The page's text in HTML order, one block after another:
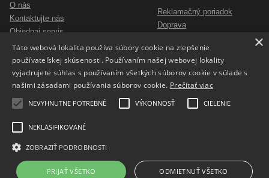
O nás
Kontaktujte nás
Objednaj servis
Pošlite mi ponuku
Ako vybrať skartovač?
Nezáväzný dopyt na reklamné predmety
Potlač reklamných predmetov
Cookies
Reklamačný poriadok
Doprava
Alternatívne riešenie sporov
Odstúpenie od zmluvy
Copyright 2017 - 2026 © ProfiKancelaria.sk
×
Táto webová lokalita používa súbory cookie na zlepšenie
používateľskej skúsenosti. Používaním našej webovej lokality
vyjadrujete súhlas s používaním všetkých súborov cookie v súlade s
našimi zásadami používania súborov cookie. Prečítať viac
NEVYHNUTNE POTREBNÉ VÝKONNOSŤ CIELENIE
NEKLASIFIKOVANÉ
ZOBRAZIŤ PODROBNOSTI
PRIJAŤ VŠETKO ODMIETNUŤ VŠETKO